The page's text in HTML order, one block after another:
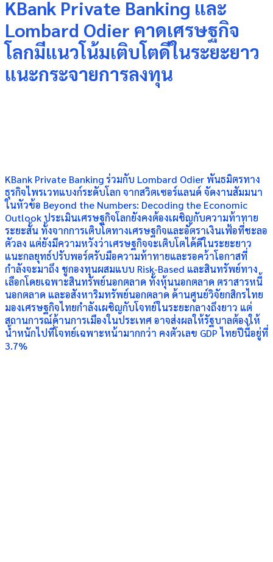
KBank Private Banking และ
Lombard Odier คาดเศรษฐกิจ
โลกมีแนวโน้มเติบโตดีในระยะยาว
แนะกระจายการลงทุน
KBank Private Banking ร่วมกับ Lombard Odier พันธมิตรทาง
ธุรกิจไพรเวทแบงก์ระดับโลก จากสวิตเซอร์แลนด์ จัดงานสัมมนา
ในหัวข้อ Beyond the Numbers: Decoding the Economic
Outlook ประเมินเศรษฐกิจโลกยังคงต้องเผชิญกับความท้าทาย
ระยะสั้น ทั้งจากการเติบโตทางเศรษฐกิจและอัตราเงินเฟ้อที่ชะลอ
ตัวลง แต่ยังมีความหวังว่าเศรษฐกิจจะเติบโตได้ดีในระยะยาว
แนะกลยุทธ์ปรับพอร์ตรับมือความท้าทายและรอคว้าโอกาสที่
กำลังจะมาถึง ชูกองทุนผสมแบบ Risk-Based และสินทรัพย์ทาง
เลือกโดยเฉพาะสินทรัพย์นอกตลาด ทั้งหุ้นนอกตลาด ตราสารหนี้
นอกตลาด และอสังหาริมทรัพย์นอกตลาด ด้านศูนย์วิจัยกสิกรไทย
มองเศรษฐกิจไทยกำลังเผชิญกับโจทย์ในระยะกลางถึงยาว แต่
สถานการณ์ด้านการเมืองในประเทศ อาจส่งผลให้รัฐบาลต้องให้
น้ำหนักไปที่โจทย์เฉพาะหน้ามากกว่า คงตัวเลข GDP ไทยปีนี้อยู่ที่
3.7%